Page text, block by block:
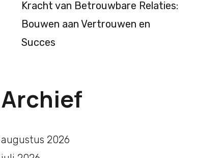
Kracht van Betrouwbare Relaties:
Bouwen aan Vertrouwen en
Succes
Archief
augustus 2026